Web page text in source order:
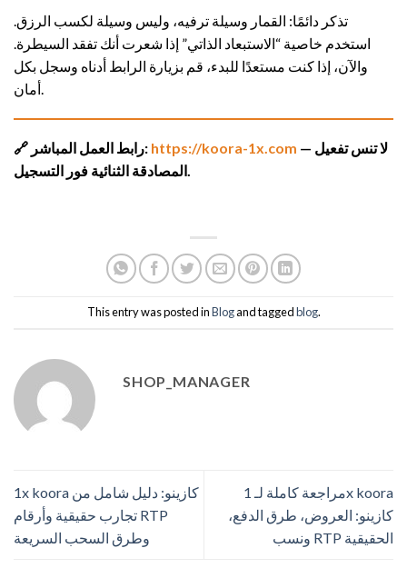
تذكر دائمًا: القمار وسيلة ترفيه، وليس وسيلة لكسب الرزق.
استخدم خاصية “الاستبعاد الذاتي” إذا شعرت أنك تفقد السيطرة.
والآن، إذا كنت مستعدًا للبدء، قم بزيارة الرابط أدناه وسجل بكل
🔗 رابط العمل المباشر: https://koora-1x.com — لا تنس تفعيل
This entry was posted inBlogand taggedblog.
SHOP_MANAGER
1x koora كازينو: دليل شامل من
تجارب حقيقية وأرقام RTP
وطرق السحب السريعة
مراجعة كاملة لـ 1x koora
كازينو: العروض، طرق الدفع،
ونسب RTP الحقيقية